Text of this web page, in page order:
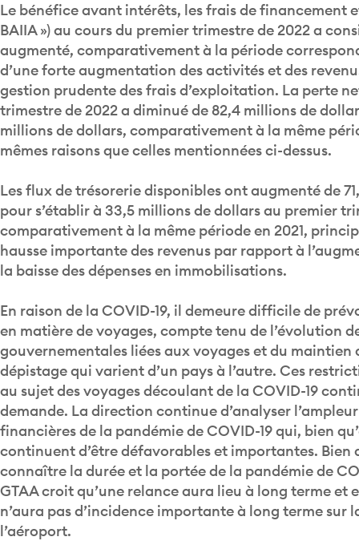
Le bénéfice avant intérêts, les frais de financement
BAIIA ») au cours du premier trimestre de 2022 a
augmenté, comparativement à la période
d’une forte augmentation des activités et des
gestion prudente des frais d’exploitation. La perte
trimestre de 2022 a diminué de 82,4 millions de
millions de dollars, comparativement à la même
mêmes raisons que celles mentionnées ci-dessus.
Les flux de trésorerie disponibles ont augmenté de
pour s’établir à 33,5 millions de dollars au premier
comparativement à la même période en 2021,
hausse importante des revenus par rapport à
la baisse des dépenses en immobilisations.
En raison de la COVID-19, il demeure difficile de
en matière de voyages, compte tenu de l’évolution
gouvernementales liées aux voyages et du maintien
dépistage qui varient d’un pays à l’autre. Ces
au sujet des voyages découlant de la COVID-19
demande. La direction continue d’analyser
financières de la pandémie de COVID-19 qui, bien
continuent d’être défavorables et importantes. Bien
connaître la durée et la portée de la pandémie de
GTAA croit qu’une relance aura lieu à long terme et
n’aura pas d’incidence importante à long terme
l’aéroport.